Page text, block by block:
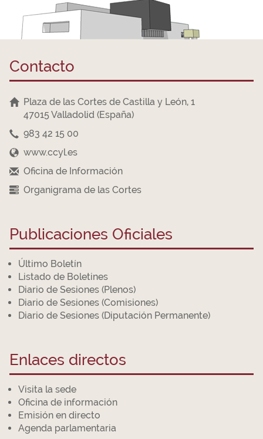
Contacto
Plaza de las Cortes de Castilla y León, 1
47015 Valladolid (España)
983 42 15 00
www.ccyl.es
Oficina de Información
Organigrama de las Cortes
Publicaciones Oficiales
Último Boletín
Listado de Boletines
Diario de Sesiones (Plenos)
Diario de Sesiones (Comisiones)
Diario de Sesiones (Diputación Permanente)
Enlaces directos
Visita la sede
Oficina de información
Emisión en directo
Agenda parlamentaria